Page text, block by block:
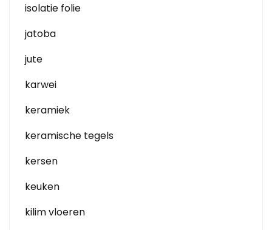
isolatie folie
jatoba
jute
karwei
keramiek
keramische tegels
kersen
keuken
kilim vloeren